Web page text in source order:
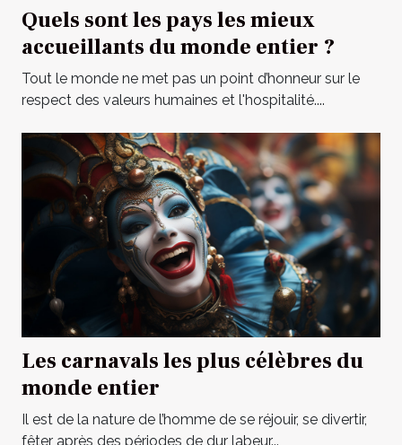
Quels sont les pays les mieux
accueillants du monde entier ?
Tout le monde ne met pas un point d’honneur sur le
respect des valeurs humaines et l'hospitalité....
Les carnavals les plus célèbres du
monde entier
Il est de la nature de l’homme de se réjouir, se divertir,
fêter après des périodes de dur labeur...